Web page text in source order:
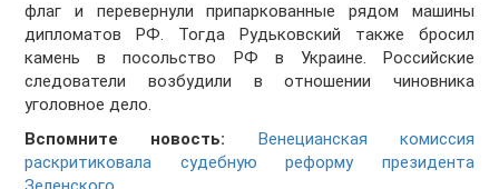
флаг и перевернули припаркованные рядом машины
дипломатов РФ. Тогда Рудьковский также бросил
камень в посольство РФ в Украине. Российские
следователи возбудили в отношении чиновника
уголовное дело.
Вспомните новость: Венецианская комиссия
раскритиковала судебную реформу президента